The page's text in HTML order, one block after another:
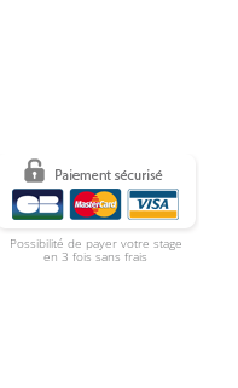
Possibilité de payer votre stage
en 3 fois sans frais